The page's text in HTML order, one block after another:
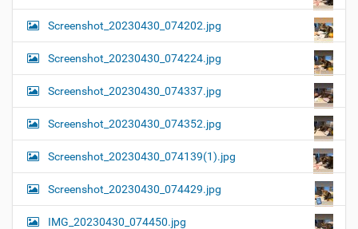
Screenshot_20230430_074202.jpg
Screenshot_20230430_074224.jpg
Screenshot_20230430_074337.jpg
Screenshot_20230430_074352.jpg
Screenshot_20230430_074139(1).jpg
Screenshot_20230430_074429.jpg
IMG_20230430_074450.jpg